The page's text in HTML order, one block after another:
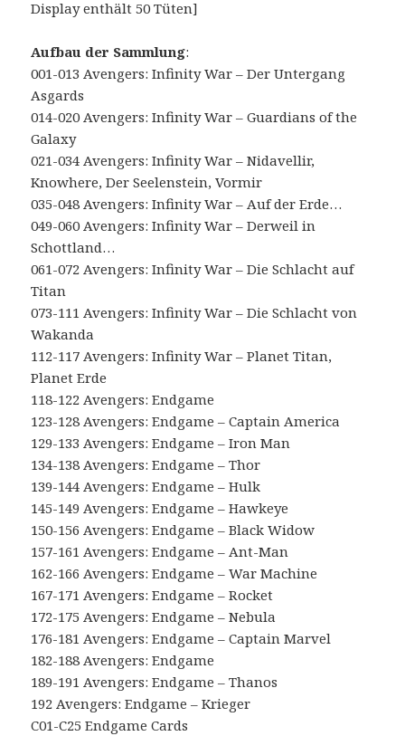
Display enthält 50 Tüten]
Aufbau der Sammlung:
001-013 Avengers: Infinity War – Der Untergang
Asgards
014-020 Avengers: Infinity War – Guardians of the
Galaxy
021-034 Avengers: Infinity War – Nidavellir,
Knowhere, Der Seelenstein, Vormir
035-048 Avengers: Infinity War – Auf der Erde…
049-060 Avengers: Infinity War – Derweil in
Schottland…
061-072 Avengers: Infinity War – Die Schlacht auf
Titan
073-111 Avengers: Infinity War – Die Schlacht von
Wakanda
112-117 Avengers: Infinity War – Planet Titan,
Planet Erde
118-122 Avengers: Endgame
123-128 Avengers: Endgame – Captain America
129-133 Avengers: Endgame – Iron Man
134-138 Avengers: Endgame – Thor
139-144 Avengers: Endgame – Hulk
145-149 Avengers: Endgame – Hawkeye
150-156 Avengers: Endgame – Black Widow
157-161 Avengers: Endgame – Ant-Man
162-166 Avengers: Endgame – War Machine
167-171 Avengers: Endgame – Rocket
172-175 Avengers: Endgame – Nebula
176-181 Avengers: Endgame – Captain Marvel
182-188 Avengers: Endgame
189-191 Avengers: Endgame – Thanos
192 Avengers: Endgame – Krieger
C01-C25 Endgame Cards